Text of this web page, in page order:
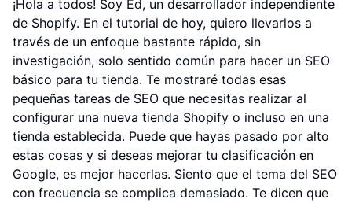
¡Hola a todos! Soy Ed, un desarrollador independiente
de Shopify. En el tutorial de hoy, quiero llevarlos a
través de un enfoque bastante rápido, sin
investigación, solo sentido común para hacer un SEO
básico para tu tienda. Te mostraré todas esas
pequeñas tareas de SEO que necesitas realizar al
configurar una nueva tienda Shopify o incluso en una
tienda establecida. Puede que hayas pasado por alto
estas cosas y si deseas mejorar tu clasificación en
Google, es mejor hacerlas. Siento que el tema del SEO
con frecuencia se complica demasiado. Te dicen que